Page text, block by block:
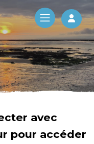
Log
avec
pour accéder